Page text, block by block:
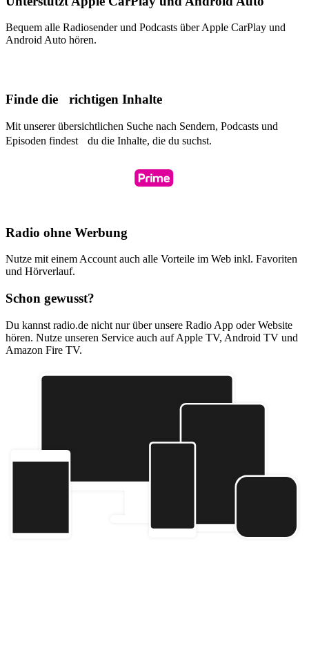
Bequem alle Radiosender und Podcasts über Apple CarPlay und
Android Auto hören.
Finde die richtigen Inhalte
Mit unserer übersichtlichen Suche nach Sendern, Podcasts und
Episoden findest du die Inhalte, die du suchst.
Radio ohne Werbung
Nutze mit einem Account auch alle Vorteile im Web inkl. Favoriten
und Hörverlauf.
Schon gewusst?
Du kannst radio.de nicht nur über unsere Radio App oder Website
hören. Nutze unseren Service auch auf Apple TV, Android TV und
Amazon Fire TV.